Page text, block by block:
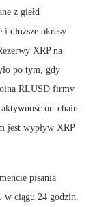
z giełd
dłuższe okresy
XRP na
po tym, gdy
RLUSD firmy
on-chain
jest wypływ XRP
pisania
w ciągu 24 godzin.